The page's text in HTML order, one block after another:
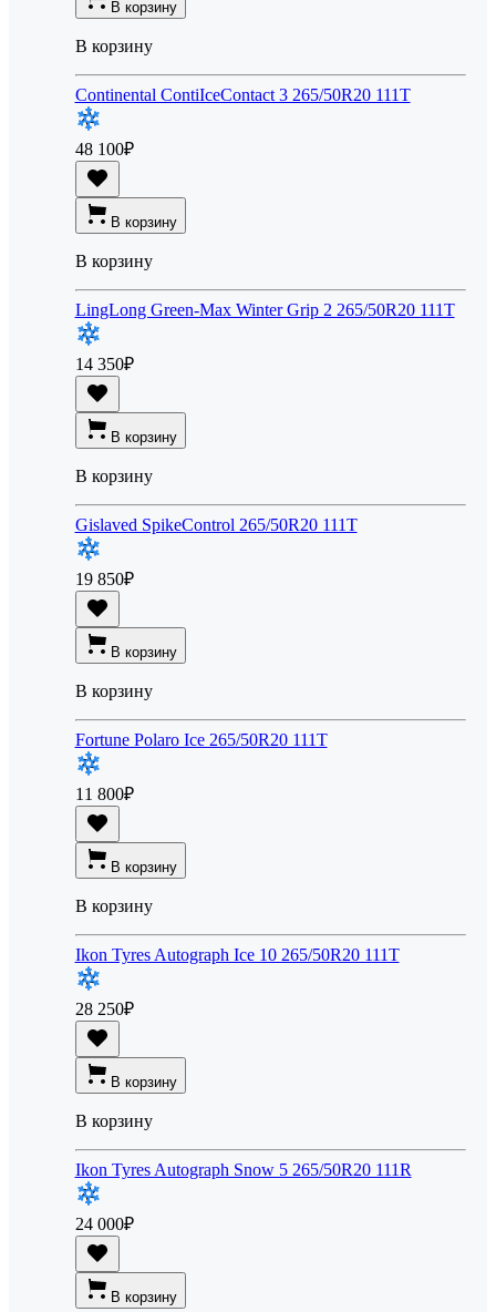
В корзину
В корзину
Continental ContiIceContact 3 265/50R20 111T
48 100₽
В корзину
В корзину
LingLong Green-Max Winter Grip 2 265/50R20 111T
14 350₽
В корзину
В корзину
Gislaved SpikeControl 265/50R20 111T
19 850₽
В корзину
В корзину
Fortune Polaro Ice 265/50R20 111T
11 800₽
В корзину
В корзину
Ikon Tyres Autograph Ice 10 265/50R20 111T
28 250₽
В корзину
В корзину
Ikon Tyres Autograph Snow 5 265/50R20 111R
24 000₽
В корзину